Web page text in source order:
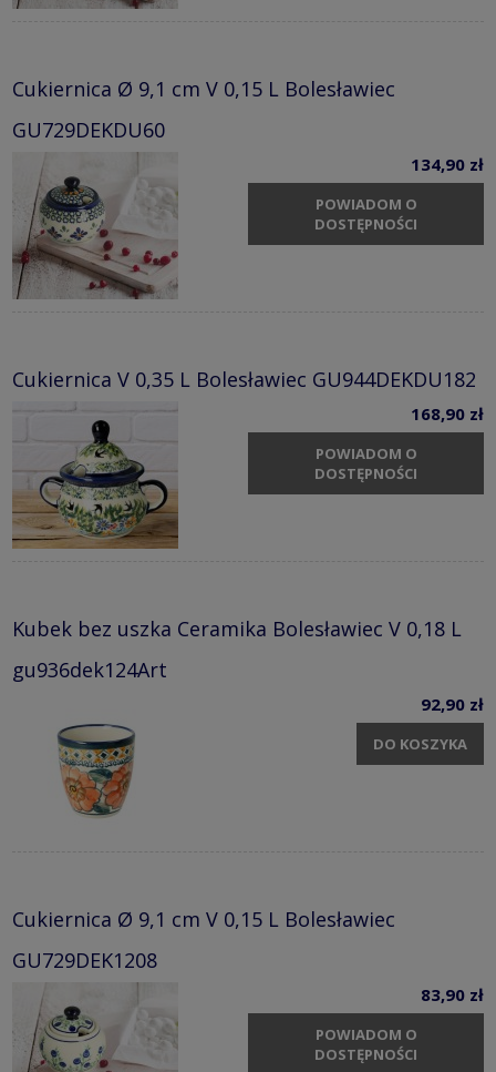
Cukiernica Ø 9,1 cm V 0,15 L Bolesławiec
GU729DEKDU60
134,90 zł
POWIADOM O
DOSTĘPNOŚCI
Cukiernica V 0,35 L Bolesławiec GU944DEKDU182
168,90 zł
POWIADOM O
DOSTĘPNOŚCI
Kubek bez uszka Ceramika Bolesławiec V 0,18 L
gu936dek124Art
92,90 zł
DO KOSZYKA
Cukiernica Ø 9,1 cm V 0,15 L Bolesławiec
GU729DEK1208
83,90 zł
POWIADOM O
DOSTĘPNOŚCI